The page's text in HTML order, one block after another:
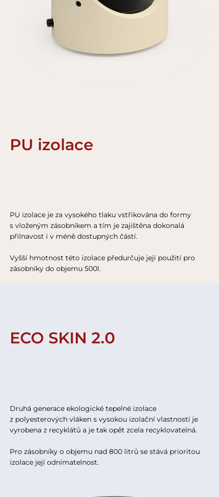
PU izolace
PU izolace je za vysokého tlaku vstřikována do formy
s vloženým zásobníkem a tím je zajištěna dokonalá
přilnavost i v méně dostupných částí.
Vyšší hmotnost této izolace předurčuje její použití pro
zásobníky do objemu 500l.
ECO SKIN 2.0
Druhá generace ekologické tepelné izolace
z polyesterových vláken s vysokou izolační vlastností je
vyrobena z recyklátů a je tak opět zcela recyklovatelná.
Pro zásobníky o objemu nad 800 litrů se stává prioritou
izolace její odnímatelnost.